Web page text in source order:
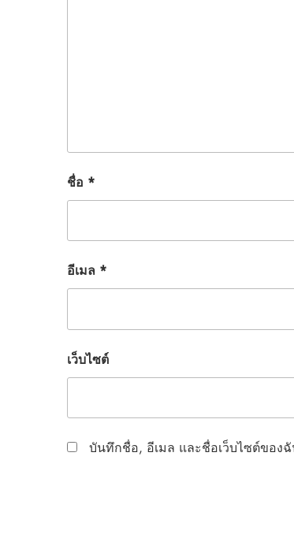
ชื่อ *
อีเมล *
เว็บไซต์
บันทึกชื่อ, อีเมล และชื่อเว็บไซต์ของ